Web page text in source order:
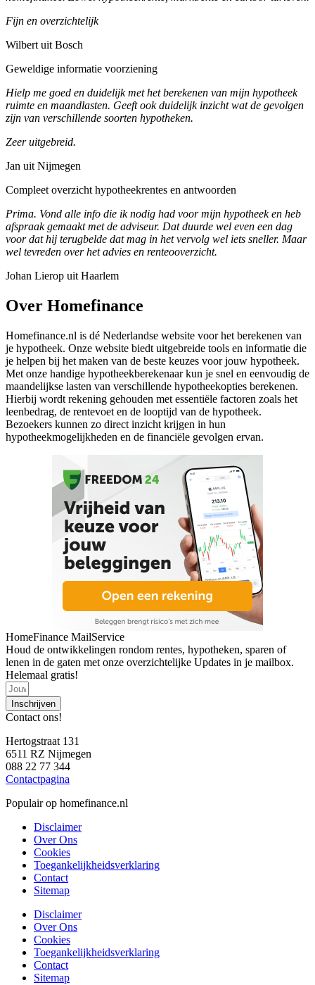
Fijn en overzichtelijk
Wilbert uit Bosch
Geweldige informatie voorziening
Hielp me goed en duidelijk met het berekenen van mijn hypotheek
ruimte en maandlasten. Geeft ook duidelijk inzicht wat de gevolgen
zijn van verschillende soorten hypotheken.
Zeer uitgebreid.
Jan uit Nijmegen
Compleet overzicht hypotheekrentes en antwoorden
Prima. Vond alle info die ik nodig had voor mijn hypotheek en heb
afspraak gemaakt met de adviseur. Dat duurde wel even een dag
voor dat hij terugbelde dat mag in het vervolg wel iets sneller. Maar
wel tevreden over het advies en renteooverzicht.
Johan Lierop uit Haarlem
Over Homefinance
Homefinance.nl is dé Nederlandse website voor het berekenen van
je hypotheek. Onze website biedt uitgebreide tools en informatie die
je helpen bij het maken van de beste keuzes voor jouw hypotheek.
Met onze handige hypotheekberekenaar kun je snel en eenvoudig de
maandelijkse lasten van verschillende hypotheekopties berekenen.
Hierbij wordt rekening gehouden met essentiële factoren zoals het
leenbedrag, de rentevoet en de looptijd van de hypotheek.
Bezoekers kunnen zo direct inzicht krijgen in hun
hypotheekmogelijkheden en de financiële gevolgen ervan.
HomeFinance MailService
Houd de ontwikkelingen rondom rentes, hypotheken, sparen of
lenen in de gaten met onze overzichtelijke Updates in je mailbox.
Helemaal gratis!
Inschrijven
Contact ons!
Hertogstraat 131
6511 RZ Nijmegen
088 22 77 344
Contactpagina
Populair op homefinance.nl
Disclaimer
Over Ons
Cookies
Toegankelijkheidsverklaring
Contact
Sitemap
Disclaimer
Over Ons
Cookies
Toegankelijkheidsverklaring
Contact
Sitemap